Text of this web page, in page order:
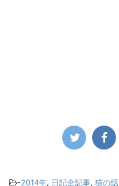
-2014年, 日記全記事, 猫の話